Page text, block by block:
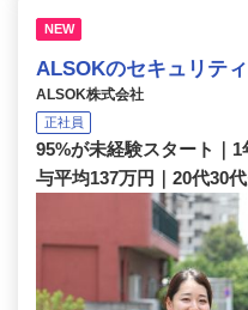
NEW
ALSOKのセキュリテ
ALSOK株式会社
正社員
95%が未経験スタート｜
与平均137万円｜20代30